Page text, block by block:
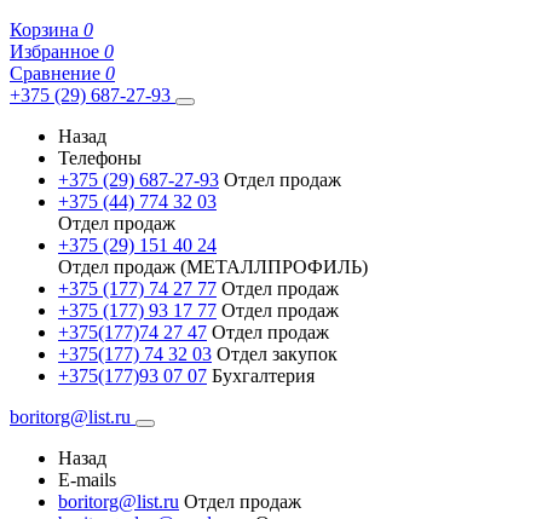
Корзина 0
Избранное 0
Сравнение 0
+375 (29) 687-27-93
Назад
Телефоны
+375 (29) 687-27-93 Отдел продаж
+375 (44) 774 32 03
Отдел продаж
+375 (29) 151 40 24
Отдел продаж (МЕТАЛЛПРОФИЛЬ)
+375 (177) 74 27 77 Отдел продаж
+375 (177) 93 17 77 Отдел продаж
+375(177)74 27 47 Отдел продаж
+375(177) 74 32 03 Отдел закупок
+375(177)93 07 07 Бухгалтерия
boritorg@list.ru
Назад
E-mails
boritorg@list.ru Отдел продаж